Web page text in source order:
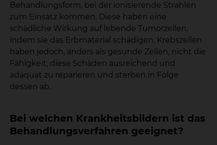
Behandlungsform, bei der ionisierende Strahlen
zum Einsatz kommen. Diese haben eine
schädliche Wirkung auf lebende Tumorzellen,
indem sie das Erbmaterial schädigen. Krebszellen
haben jedoch, anders als gesunde Zellen, nicht die
Fähigkeit, diese Schäden ausreichend und
adäquat zu reparieren und sterben in Folge
dessen ab.
Bei welchen Krankheitsbildern ist das
Behandlungsverfahren geeignet?